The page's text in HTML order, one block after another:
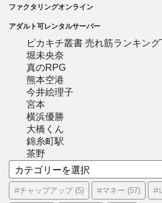
ファクタリングオンライン
アダルト可レンタルサーバー
ピカキチ叢書 売れ筋ランキン
堀未央奈
真のRPG
熊本空港
今井絵理子
宮本
横浜優勝
大橋くん
錦糸町駅
茶野
テ
ゴ
#チャップアップ(5) #マネー (57) #